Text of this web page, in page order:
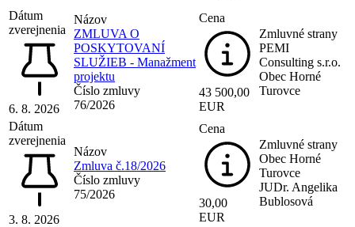
Dátum
zverejnenia
6. 8. 2026
Názov
ZMLUVA O
POSKYTOVANÍ
SLUŽIEB - Manažment
projektu
Číslo zmluvy
76/2026
Cena
43 500,00
EUR
Zmluvné strany
PEMI
Consulting s.r.o.
Obec Horné
Turovce
Dátum
zverejnenia
3. 8. 2026
Názov
Zmluva č.18/2026
Číslo zmluvy
75/2026
Cena
30,00
EUR
Zmluvné strany
Obec Horné
Turovce
JUDr. Angelika
Bublosová